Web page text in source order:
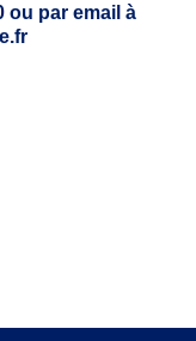
ou par email à